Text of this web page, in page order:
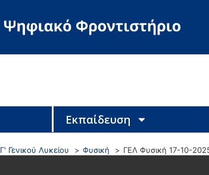
Εκπαίδευση
Γ' Γενικού Λυκείου Φυσική ΓΕΛ Φυσική 17-10-